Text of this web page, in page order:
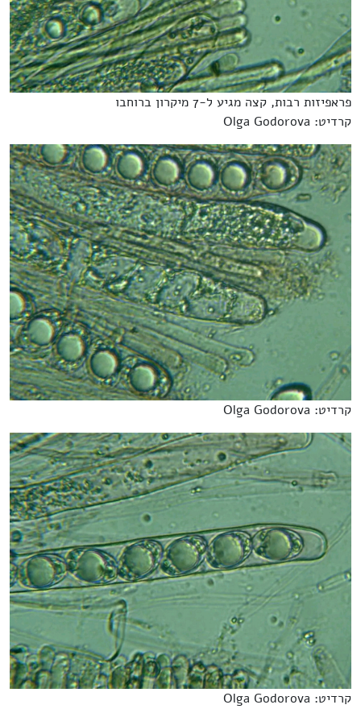
פראפיזות רבות, קצה מגיע ל-7 מיקרון ברוחבו
קרדיט: Olga Godorova
קרדיט: Olga Godorova
קרדיט: Olga Godorova